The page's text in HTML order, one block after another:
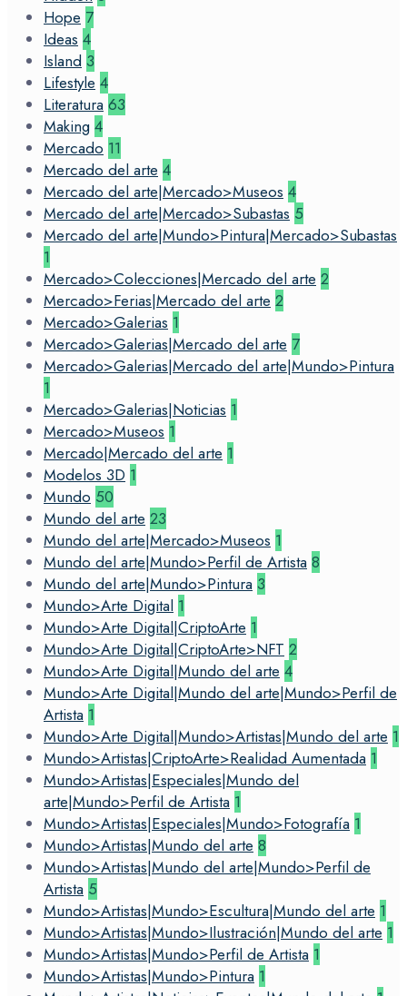
Hope 7
Ideas 4
Island 3
Lifestyle 4
Literatura 63
Making 4
Mercado 11
Mercado del arte 4
Mercado del arte|Mercado>Museos 4
Mercado del arte|Mercado>Subastas 5
Mercado del arte|Mundo>Pintura|Mercado>Subastas
1
Mercado>Colecciones|Mercado del arte 2
Mercado>Ferias|Mercado del arte 2
Mercado>Galerias 1
Mercado>Galerias|Mercado del arte 7
Mercado>Galerias|Mercado del arte|Mundo>Pintura
1
Mercado>Galerias|Noticias 1
Mercado>Museos 1
Mercado|Mercado del arte 1
Modelos 3D 1
Mundo 50
Mundo del arte 23
Mundo del arte|Mercado>Museos 1
Mundo del arte|Mundo>Perfil de Artista 8
Mundo del arte|Mundo>Pintura 3
Mundo>Arte Digital 1
Mundo>Arte Digital|CriptoArte 1
Mundo>Arte Digital|CriptoArte>NFT 2
Mundo>Arte Digital|Mundo del arte 4
Mundo>Arte Digital|Mundo del arte|Mundo>Perfil de
Artista 1
Mundo>Arte Digital|Mundo>Artistas|Mundo del arte 1
Mundo>Artistas|CriptoArte>Realidad Aumentada 1
Mundo>Artistas|Especiales|Mundo del
arte|Mundo>Perfil de Artista 1
Mundo>Artistas|Especiales|Mundo>Fotografía 1
Mundo>Artistas|Mundo del arte 8
Mundo>Artistas|Mundo del arte|Mundo>Perfil de
Artista 5
Mundo>Artistas|Mundo>Escultura|Mundo del arte 1
Mundo>Artistas|Mundo>Ilustración|Mundo del arte 1
Mundo>Artistas|Mundo>Perfil de Artista 1
Mundo>Artistas|Mundo>Pintura 1